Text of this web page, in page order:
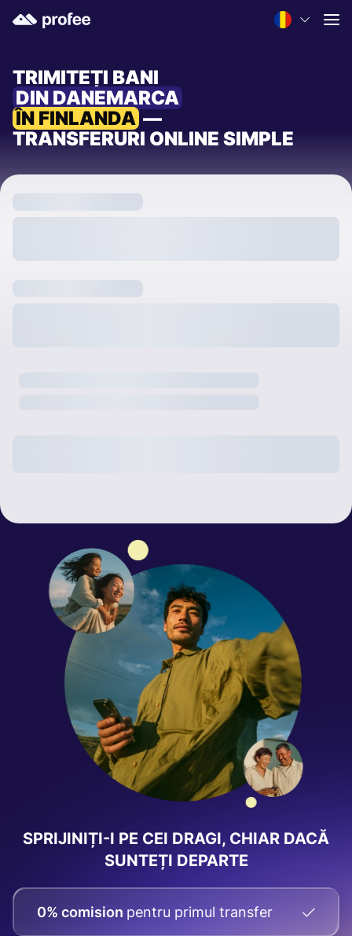
TRIMITEȚI BANI
DIN DANEMARCA
ÎN FINLANDA —
TRANSFERURI ONLINE SIMPLE
SPRIJINIȚI-I PE CEI DRAGI, CHIAR DACĂ
SUNTEȚI DEPARTE
0% comision pentru primul transfer